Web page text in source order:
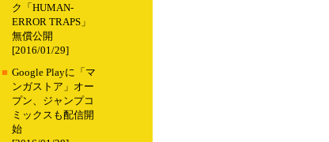
ク「HUMAN-
ERROR TRAPS」
無償公開
[2016/01/29]
■ Google Playに「マ
ンガストア」オー
プン、ジャンプコ
ミックスも配信開
始